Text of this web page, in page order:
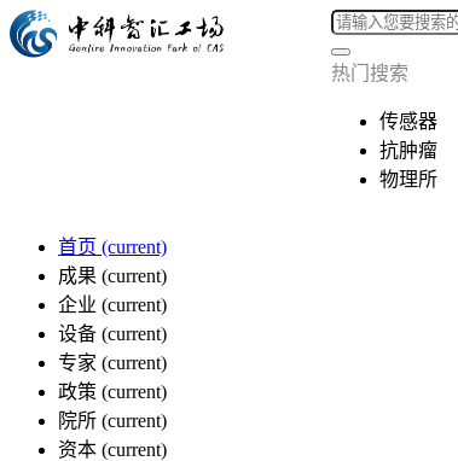
热门搜索
传感器
抗肿瘤
物理所
首页 (current)
成果 (current)
企业 (current)
设备 (current)
专家 (current)
政策 (current)
院所 (current)
资本 (current)